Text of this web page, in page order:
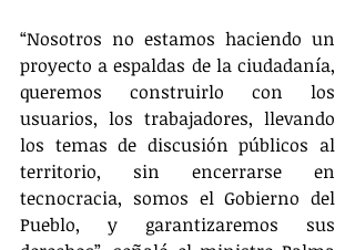
“Nosotros no estamos haciendo un
proyecto a espaldas de la ciudadanía,
queremos construirlo con los
usuarios, los trabajadores, llevando
los temas de discusión públicos al
territorio, sin encerrarse en
tecnocracia, somos el Gobierno del
Pueblo, y garantizaremos sus